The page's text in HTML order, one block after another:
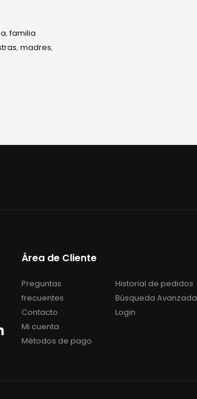
,familia
, madres,
Área de Cliente
Preguntas
frecuentes
Contacto
Mi cuenta
Métodos de pago
Historial de pedidos
Búsqueda Avanzada
Login